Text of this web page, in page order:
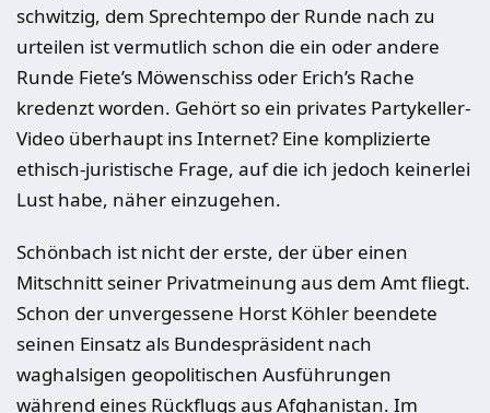
schwitzig, dem Sprechtempo der Runde nach zu
urteilen ist vermutlich schon die ein oder andere
Runde Fiete’s Möwenschiss oder Erich’s Rache
kredenzt worden. Gehört so ein privates Partykeller-
Video überhaupt ins Internet? Eine komplizierte
ethisch-juristische Frage, auf die ich jedoch keinerlei
Lust habe, näher einzugehen.
Schönbach ist nicht der erste, der über einen
Mitschnitt seiner Privatmeinung aus dem Amt fliegt.
Schon der unvergessene Horst Köhler beendete
seinen Einsatz als Bundespräsident nach
waghalsigen geopolitischen Ausführungen
während eines Rückflugs aus Afghanistan. Im